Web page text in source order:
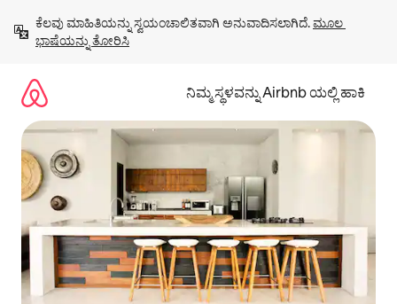
ಹೋಗಿ
ಕೆಲವು ಮಾಹಿತಿಯನ್ನು ಸ್ವಯಂಚಾಲಿತವಾಗಿ ಅನುವಾದಿಸಲಾಗಿದೆ. ಮೂಲ
ಭಾಷೆಯನ್ನು ತೋರಿಸಿ
ನಿಮ್ಮ ಸ್ಥಳವನ್ನು Airbnb ಯಲ್ಲಿ ಹಾಕಿ